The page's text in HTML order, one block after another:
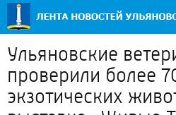
Ульяновские
проверили более
экзотических